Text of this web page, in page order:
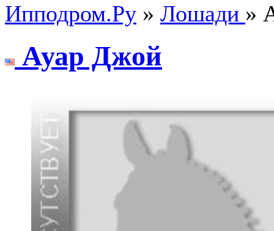
Ипподром.Ру » Лошади »
Ауаp Джoй